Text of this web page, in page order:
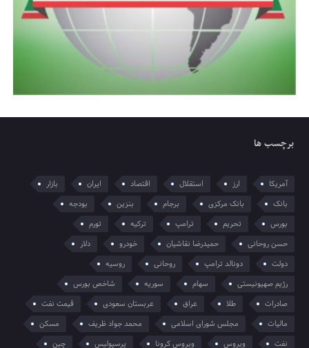
برچسب ها
آمریکا ارز استقلال اقتصاد ایران
بازار
بانک
بانک مرکزی برجام بنزین
بودجه
بورس
تحریم ترامپ ترکیه
تورم
حسن روحانی
حمیدرضا نقاشیان خودرو
دلار
دولت
دونالد ترامپ روحانی
روسیه
رژیم صهیونیستی
سهام سوریه
شاخص بورس
صادرات
طلا عراق عربستان سعودی
قیمت نفت
مالیات
مجلس شورای اسلامی محمد جواد ظریف
مسکن
نفت
ویروس ویروس کرونا پرسپولیس چین